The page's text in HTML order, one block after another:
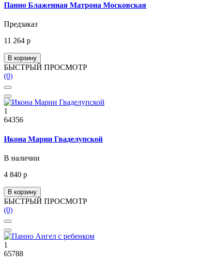
Панно Блаженная Матрона Московская
Предзаказ
11 264 р
В корзину
БЫСТРЫЙ ПРОСМОТР
(0)
1
64356
Икона Марии Гваделупской
В наличии
4 840 р
В корзину
БЫСТРЫЙ ПРОСМОТР
(0)
1
65788